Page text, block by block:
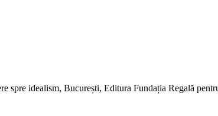
spre idealism, București, Editura Fundația Regală